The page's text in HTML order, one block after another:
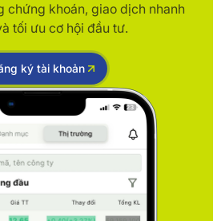
chứng khoán, giao dịch nhanh
tối ưu cơ hội đầu tư.
ký tài khoản